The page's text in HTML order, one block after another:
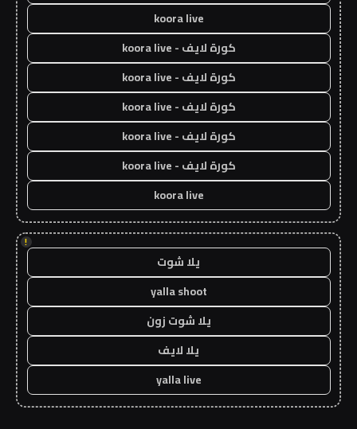
koora live
كورة لايف - koora live
كورة لايف - koora live
كورة لايف - koora live
كورة لايف - koora live
كورة لايف - koora live
koora live
!
يلا شوت
yalla shoot
يلا شوت زون
يلا لايف
yalla live